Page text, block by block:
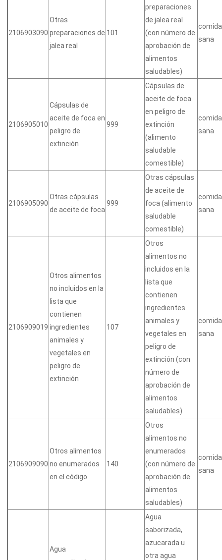
2106903090
Otras
preparaciones de
jalea real
101
preparaciones
de jalea real
(con número de
aprobación de
alimentos
saludables)
comida
sana
2106905010
Cápsulas de
aceite de foca en
peligro de
extinción
999
Cápsulas de
aceite de foca
en peligro de
extinción
(alimento
saludable
comestible)
comida
sana
2106905090
Otras cápsulas
de aceite de foca
999
Otras cápsulas
de aceite de
foca (alimento
saludable
comestible)
comida
sana
2106909019
Otros alimentos
no incluidos en la
lista que
contienen
ingredientes
animales y
vegetales en
peligro de
extinción
107
Otros
alimentos no
incluidos en la
lista que
contienen
ingredientes
animales y
vegetales en
peligro de
extinción (con
número de
aprobación de
alimentos
saludables)
comida
sana
2106909090
Otros alimentos
no enumerados
en el código.
140
Otros
alimentos no
enumerados
(con número de
aprobación de
alimentos
saludables)
comida
sana
Agua
Agua
saborizada,
azucarada u
otra agua